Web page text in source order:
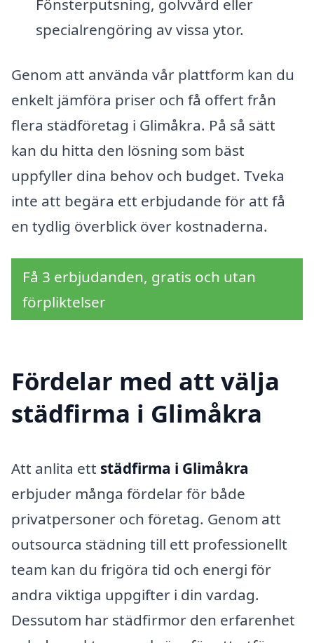
Fönsterputsning, golvvård eller
specialrengöring av vissa ytor.
Genom att använda vår plattform kan du
enkelt jämföra priser och få offert från
flera städföretag i Glimåkra. På så sätt
kan du hitta den lösning som bäst
uppfyller dina behov och budget. Tveka
inte att begära ett erbjudande för att få
en tydlig överblick över kostnaderna.
Få 3 erbjudanden, gratis och utan
förpliktelser
Fördelar med att välja
städfirma i Glimåkra
Att anlita ett städfirma i Glimåkra
erbjuder många fördelar för både
privatpersoner och företag. Genom att
outsourca städning till ett professionellt
team kan du frigöra tid och energi för
andra viktiga uppgifter i din vardag.
Dessutom har städfirmor den erfarenhet